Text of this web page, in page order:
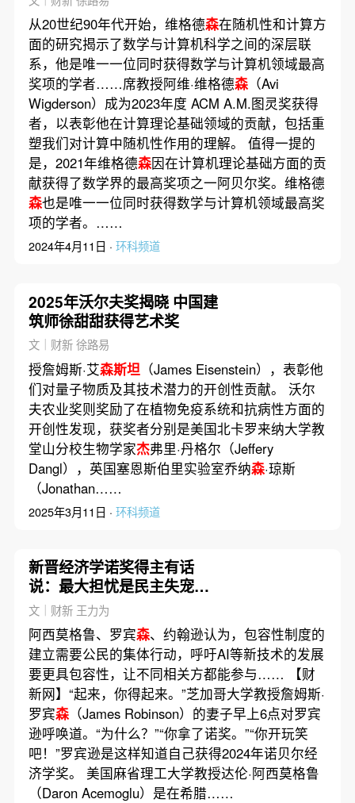
从20世纪90年代开始，维格德森在随机性和计算方
面的研究揭示了数学与计算机科学之间的深层联
系，他是唯一一位同时获得数学与计算机领域最高
奖项的学者……席教授阿维·维格德森（Avi
Wigderson）成为2023年度 ACM A.M.图灵奖获得
者，以表彰他在计算理论基础领域的贡献，包括重
塑我们对计算中随机性作用的理解。 值得一提的
是，2021年维格德森因在计算机理论基础方面的贡
献获得了数学界的最高奖项之一阿贝尔奖。维格德
森也是唯一一位同时获得数学与计算机领域最高奖
项的学者。……
2024年4月11日 · 环科频道
2025年沃尔夫奖揭晓 中国建
筑师徐甜甜获得艺术奖
文｜财新 徐路易
授詹姆斯·艾森斯坦 （James Eisenstein），表彰他
们对量子物质及其技术潜力的开创性贡献。 沃尔
夫农业奖则奖励了在植物免疫系统和抗病性方面的
开创性发现，获奖者分别是美国北卡罗来纳大学教
堂山分校生物学家杰弗里·丹格尔（Jeffery
Dangl），英国塞恩斯伯里实验室乔纳森·琼斯
（Jonathan……
2025年3月11日 · 环科频道
新晋经济学诺奖得主有话
说：最大担忧是民主失宠和
错用AI
文｜财新 王力为
阿西莫格鲁、罗宾森、约翰逊认为，包容性制度的
建立需要公民的集体行动，呼吁AI等新技术的发展
要更具包容性，让不同相关方都能参与…… 【财
新网】“起来，你得起来。”芝加哥大学教授詹姆斯·
罗宾森（James Robinson）的妻子早上6点对罗宾
逊呼唤道。“为什么？”“你拿了诺奖。”“你开玩笑
吧！”罗宾逊是这样知道自己获得2024年诺贝尔经
济学奖。 美国麻省理工大学教授达伦·阿西莫格鲁
（Daron Acemoglu）是在希腊……